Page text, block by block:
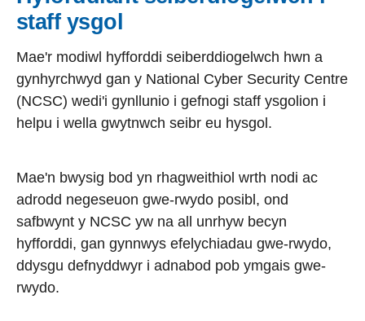
staff ysgol
Mae'r modiwl hyfforddi seiberddiogelwch hwn a
gynhyrchwyd gan y National Cyber Security Centre
(NCSC) wedi'i gynllunio i gefnogi staff ysgolion i
helpu i wella gwytnwch seibr eu hysgol.
Mae'n bwysig bod yn rhagweithiol wrth nodi ac
adrodd negeseuon gwe-rwydo posibl, ond
safbwynt y NCSC yw na all unrhyw becyn
hyfforddi, gan gynnwys efelychiadau gwe-rwydo,
ddysgu defnyddwyr i adnabod pob ymgais gwe-
rwydo.